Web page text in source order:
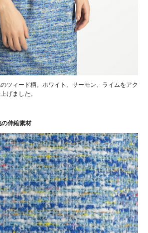
ツィード柄。ホワイト、サーモン、ライムをアク
げました。
伸縮素材